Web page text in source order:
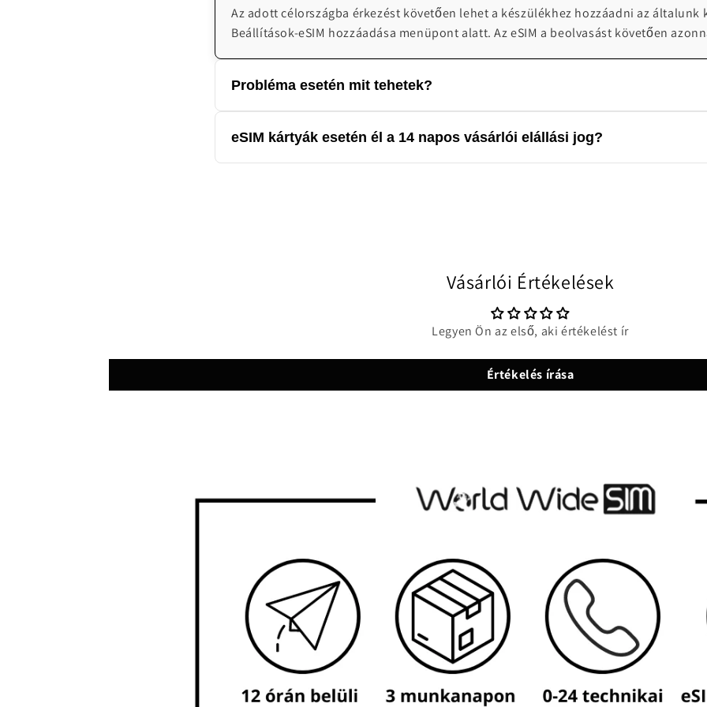
Az adott célországba érkezést követően lehet a készülékhez hozzáadni az általunk
Beállítások-eSIM hozzáadása menüpont alatt. Az eSIM a beolvasást követően
Probléma esetén mit tehetek?
emailben H-V 08:00-24:00 elérhetőek vagyunk segítségnyújtásra:
eSIM kártyák esetén él a 14 napos vásárlói elállási jog?
Vásárlói Értékelések
Legyen Ön az első, aki értékelést ír
Értékelés írása